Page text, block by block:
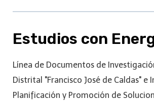
Estudios con
Línea de Documentos de
Distrital "Francisco José de Caldas" e
Planificación y Promoción de